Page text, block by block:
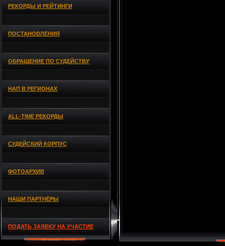
РЕКОРДЫ И РЕЙТИНГИ
ПОСТАНОВЛЕНИЯ
ОБРАЩЕНИЕ ПО СУДЕЙСТВУ
НАП В РЕГИОНАХ
ALL-TIME РЕКОРДЫ
СУДЕЙСКИЙ КОРПУС
ФОТОАРХИВ
НАШИ ПАРТНЁРЫ
ПОДАТЬ ЗАЯВКУ НА УЧАСТИЕ